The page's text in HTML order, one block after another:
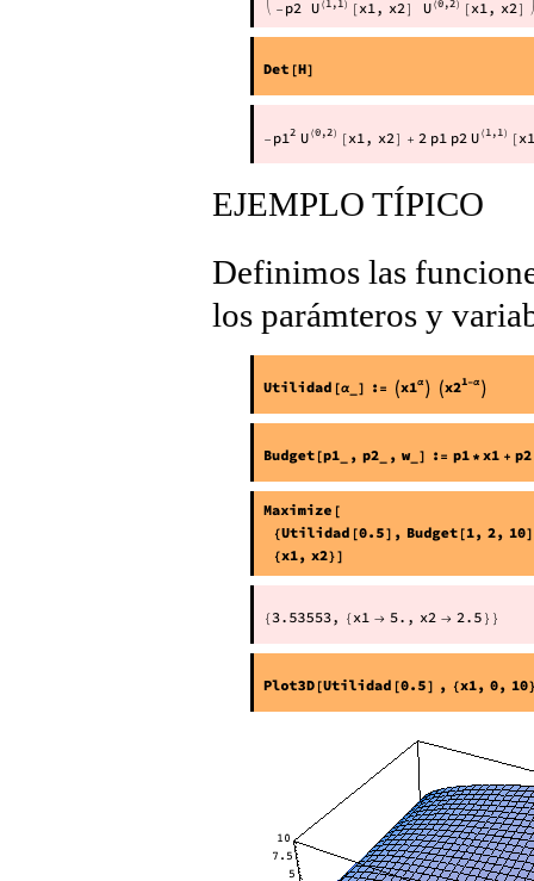
EJEMPLO TÍPICO
Definimos las
los parámteros y